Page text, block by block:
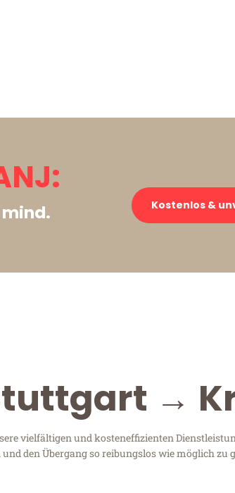
mind.
Kostenlos &
→
vielfältigen und kosteneffizienten
den Übergang so reibungslos wie möglich zu